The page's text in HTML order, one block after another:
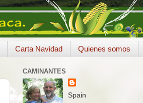
Carta Navidad Quienes somos
CAMINANTES
Spain